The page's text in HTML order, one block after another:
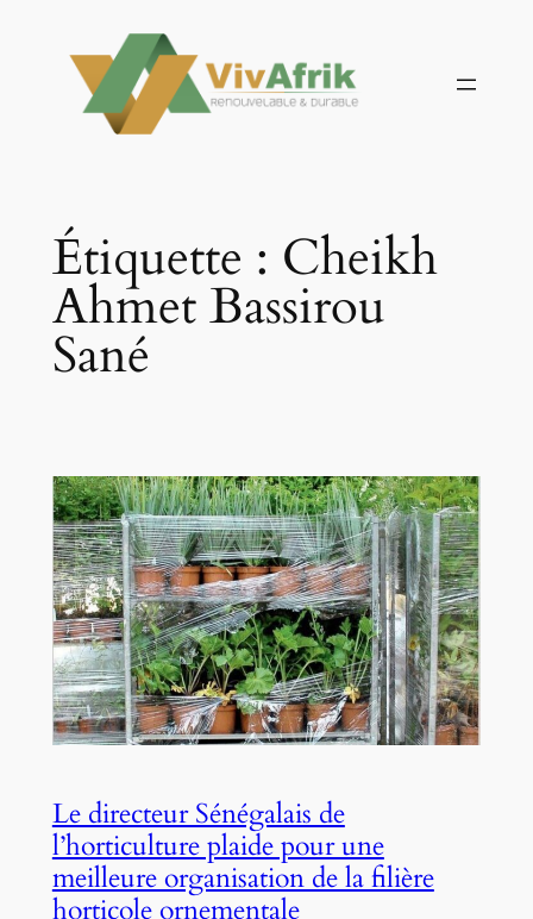
contenu
Étiquette : Cheikh
Ahmet Bassirou
Sané
Le directeur Sénégalais de
l’horticulture plaide pour une
meilleure organisation de la filière
horticole ornementale